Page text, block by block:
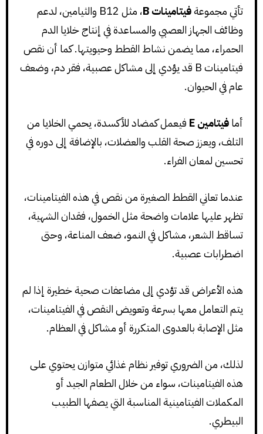
تأتي مجموعةفيتامينات B
، مثل B12 والثيامين، لدعم
وظائف الجهاز العصبي والمساعدة في إنتاج خلايا الدم
الحمراء، مما يضمن نشاط القطط وحيويتها. كما أن نقص
فيتامينات B قد يؤدي إلى مشاكل عصبية، فقر دم، وضعف
عام في الحيوان.
أمافيتامين E
فيعمل كمضاد للأكسدة، يحمي الخلايا من
التلف، ويعزز صحة القلب والعضلات، بالإضافة إلى دوره في
تحسين لمعان الفراء.
عندما تعاني القطط الصغيرة من نقص في هذه الفيتامينات،
تظهر عليها علامات واضحة مثل الخمول، فقدان الشهية،
تساقط الشعر، مشاكل في النمو، ضعف المناعة، وحتى
اضطرابات عصبية.
هذه الأعراض قد تؤدي إلى مضاعفات صحية خطيرة إذا لم
يتم التعامل معها بسرعة وتعويض النقص في الفيتامينات،
مثل الإصابة بالعدوى المتكررة أو مشاكل في العظام.
لذلك، من الضروري توفير نظام غذائي متوازن يحتوي على
هذه الفيتامينات، سواء من خلال الطعام الجيد أو
المكملات الفيتامينية المناسبة التي يصفها الطبيب
البيطري.